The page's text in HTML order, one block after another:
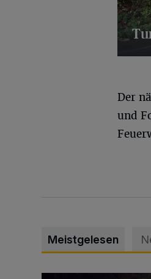
Der
und
Meistgelesen